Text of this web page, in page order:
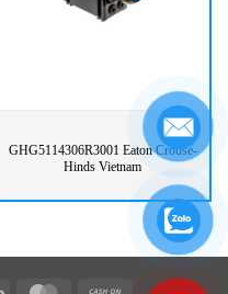
GHG5114306R3001 Eaton Crouse-
Hinds Vietnam